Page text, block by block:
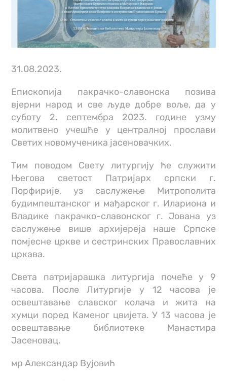
31.08.2023.
Епископија пакрачко-славонска позива
вјерни народ и све људе добре воље, да у
суботу 2. септембра 2023. године узму
молитвено учешће у централној прослави
Светих новомученика јасеновачких.
Тим поводом Свету литургију ће служити
Његова светост Патријарх српски г.
Порфирије, уз саслужење Митрополита
будимпештанског и мађарског г. Илариона и
Владике пакрачко-славонског г. Јована уз
саслужење више архијереја наше Српске
помјесне цркве и сестринских Православних
цркава.
Света патријарашка литургија почеће у 9
часова. После Литургије у 12 часова је
освештавање славског колача и жита на
хумци поред Каменог цвијета. У 13 часова је
освештавање библиотеке Манастира
Јасеновац.
мр Александар Вујовић